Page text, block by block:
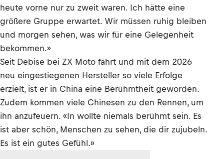
heute vorne nur zu zweit waren. Ich hätte eine
größere Gruppe erwartet. Wir müssen ruhig bleiben
und morgen sehen, was wir für eine Gelegenheit
bekommen.»
Seit Debise bei ZX Moto fährt und mit dem 2026
neu eingestiegenen Hersteller so viele Erfolge
erzielt, ist er in China eine Berühmtheit geworden.
Zudem kommen viele Chinesen zu den Rennen, um
ihn anzufeuern. «In wollte niemals berühmt sein. Es
ist aber schön, Menschen zu sehen, die dir zujubeln.
Es ist ein gutes Gefühl.»